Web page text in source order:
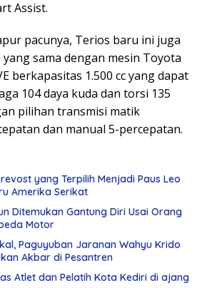
Assist.
pacunya, Terios baru ini juga
sama dengan mesin Toyota
berkapasitas 1.500 cc yang dapat
104 daya kuda dan torsi 135
pilihan transmisi matik
dan manual 5-percepatan.
yang Terpilih Menjadi Paus Leo
Amerika Serikat
Ditemukan Gantung Diri Usai Orang
Motor
Paguyuban Jaranan Wahyu Krido
Akbar di Pesantren
Atlet dan Pelatih Kota Kediri di ajang